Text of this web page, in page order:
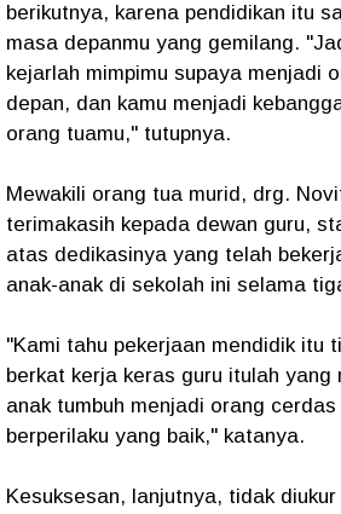
berikutnya, karena pendidikan itu
masa depanmu yang gemilang.
kejarlah mimpimu supaya menjadi
depan, dan kamu menjadi
orang tuamu," tutupnya.
Mewakili orang tua murid, drg.
terimakasih kepada dewan guru,
atas dedikasinya yang telah
anak-anak di sekolah ini selama
"Kami tahu pekerjaan mendidik itu
berkat kerja keras guru itulah yang
anak tumbuh menjadi orang
berperilaku yang baik," katanya.
Kesuksesan, lanjutnya, tidak